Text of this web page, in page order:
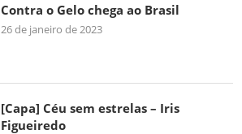
Contra o Gelo chega ao Brasil
26 de janeiro de 2023
[Capa] Céu sem estrelas – Iris
Figueiredo